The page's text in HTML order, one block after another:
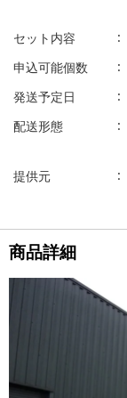
セット内容
申込可能個数
発送予定日
配送形態
提供元
商品詳細